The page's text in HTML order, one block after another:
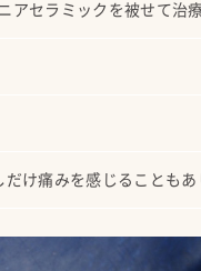
アセラミックを被せて治療
け痛みを感じることもあ